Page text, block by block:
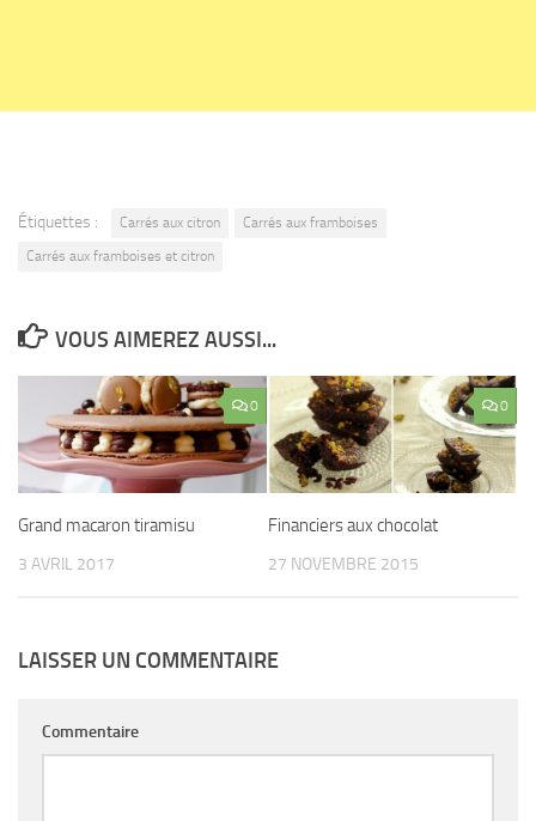
Étiquettes : Carrés aux citron
Carrés aux framboises
Carrés aux framboises et citron
VOUS AIMEREZ AUSSI...
0
Grand macaron tiramisu
3 AVRIL 2017
0
Financiers aux chocolat
27 NOVEMBRE 2015
LAISSER UN COMMENTAIRE
Commentaire